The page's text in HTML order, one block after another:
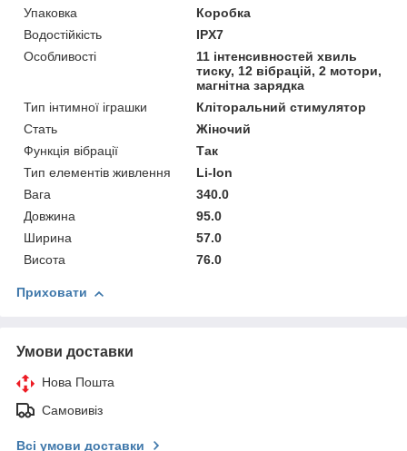
Упаковка
Коробка
Водостійкість
IPX7
Особливості
11 інтенсивностей хвиль
тиску, 12 вібрацій, 2 мотори,
магнітна зарядка
Тип інтимної іграшки
Кліторальний стимулятор
Стать
Жіночий
Функція вібрації
Так
Тип елементів живлення
Li-Ion
Вага
340.0
Довжина
95.0
Ширина
57.0
Висота
76.0
Приховати
Умови доставки
Нова Пошта
Самовивіз
Всі умови доставки